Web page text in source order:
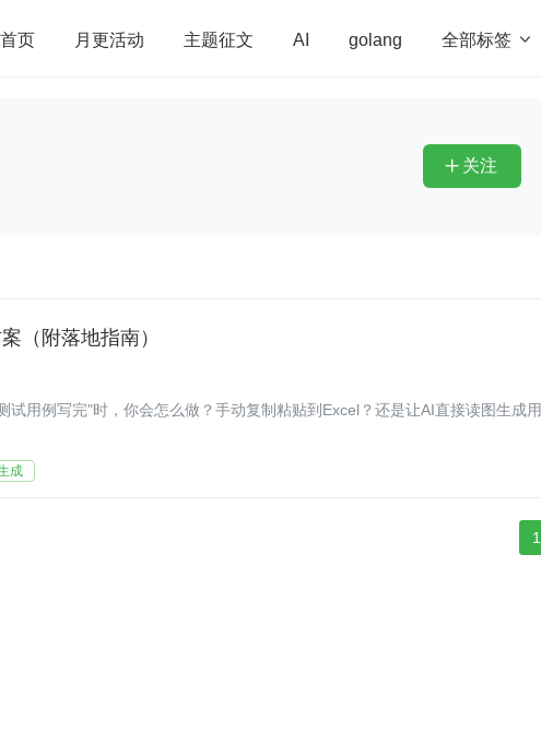
首页 月更活动 主题征文 AI golang 全部标签 
redis
 关注
（附落地指南）
用例写完"时，你会怎么做？手动复制粘贴到Excel？还是让AI直接读图生成用
成
1